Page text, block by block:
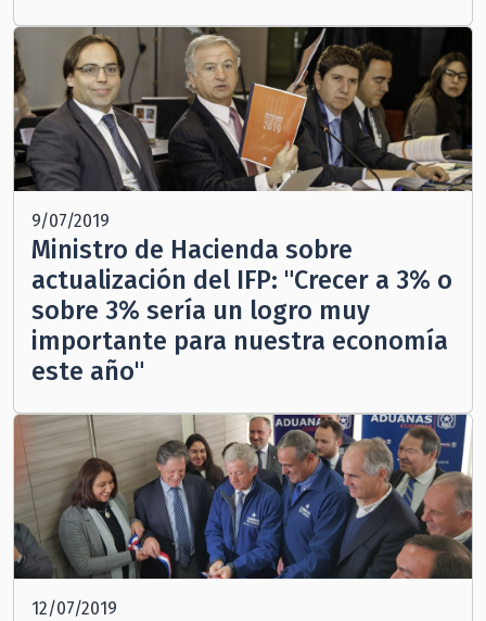
9/07/2019
Ministro de Hacienda sobre
actualización del IFP: "Crecer a 3% o
sobre 3% sería un logro muy
importante para nuestra economía
este año"
12/07/2019